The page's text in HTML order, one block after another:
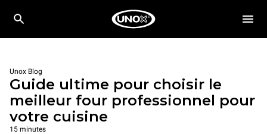
Unox Blog
Guide ultime pour choisir le
meilleur four professionnel pour
votre cuisine
15 minutes